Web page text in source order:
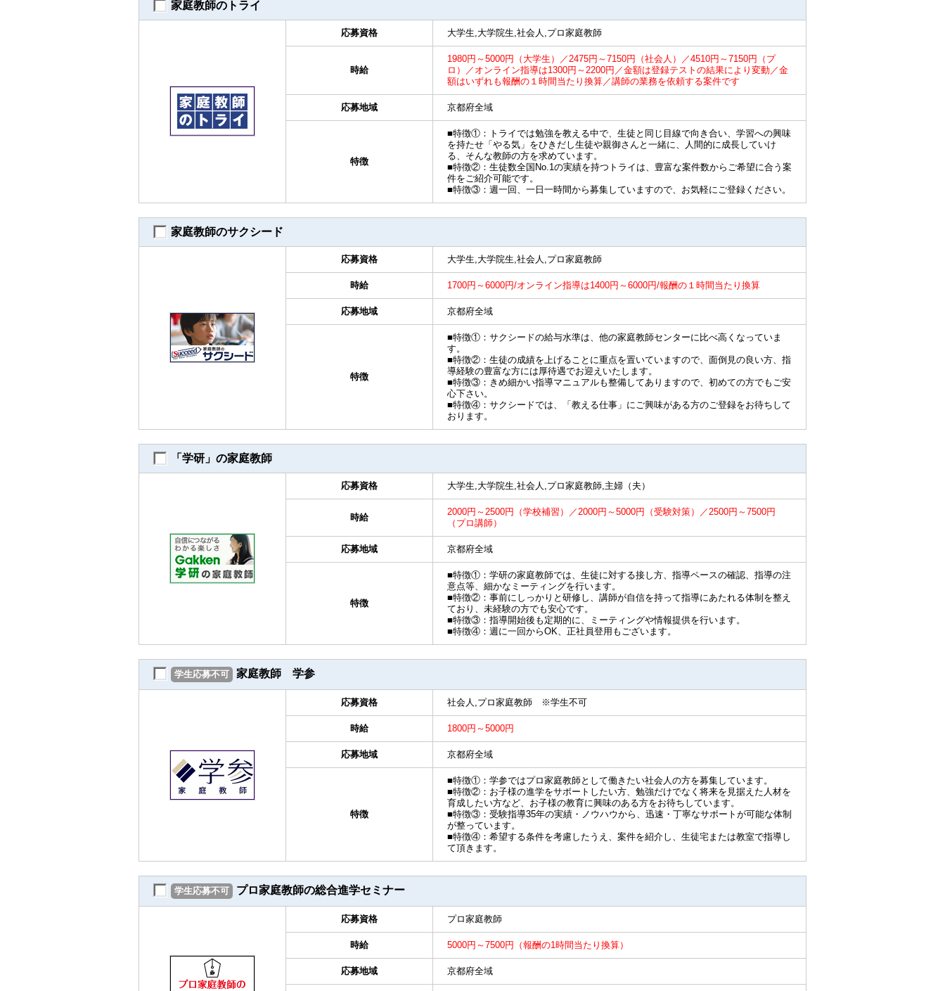
家庭教師のトライ
応募資格 大学生,大学院生,社会人,プロ家庭教師
時給
1980円～5000円（大学生）／2475円～7150円（社会人）／4510円～7150円（プ
ロ）／オンライン指導は1300円～2200円／金額は登録テストの結果により変動／金
額はいずれも報酬の１時間当たり換算／講師の業務を依頼する案件です
応募地域 京都府全域
特徴
■特徴①：トライでは勉強を教える中で、生徒と同じ目線で向き合い、学習への興味
を持たせ「やる気」をひきだし生徒や親御さんと一緒に、人間的に成長していけ
る、そんな教師の方を求めています。
■特徴②：生徒数全国No.1の実績を持つトライは、豊富な案件数からご希望に合う案
件をご紹介可能です。
■特徴③：週一回、一日一時間から募集していますので、お気軽にご登録ください。
家庭教師のサクシード
応募資格 大学生,大学院生,社会人,プロ家庭教師
時給 1700円～6000円/オンライン指導は1400円～6000円/報酬の１時間当たり換算
応募地域 京都府全域
特徴
■特徴①：サクシードの給与水準は、他の家庭教師センターに比べ高くなっていま
す。
■特徴②：生徒の成績を上げることに重点を置いていますので、面倒見の良い方、指
導経験の豊富な方には厚待遇でお迎えいたします。
■特徴③：きめ細かい指導マニュアルも整備してありますので、初めての方でもご安
心下さい。
■特徴④：サクシードでは、「教える仕事」にご興味がある方のご登録をお待ちして
おります。
「学研」の家庭教師
応募資格 大学生,大学院生,社会人,プロ家庭教師,主婦（夫）
時給
2000円～2500円（学校補習）／2000円～5000円（受験対策）／2500円～7500円
（プロ講師）
応募地域 京都府全域
特徴
■特徴①：学研の家庭教師では、生徒に対する接し方、指導ペースの確認、指導の注
意点等、細かなミーティングを行います。
■特徴②：事前にしっかりと研修し、講師が自信を持って指導にあたれる体制を整え
ており、未経験の方でも安心です。
■特徴③：指導開始後も定期的に、ミーティングや情報提供を行います。
■特徴④：週に一回からOK、正社員登用もございます。
学生応募不可 家庭教師 学参
応募資格 社会人,プロ家庭教師 ※学生不可
時給 1800円～5000円
応募地域 京都府全域
特徴
■特徴①：学参ではプロ家庭教師として働きたい社会人の方を募集しています。
■特徴②：お子様の進学をサポートしたい方、勉強だけでなく将来を見据えた人材を
育成したい方など、お子様の教育に興味のある方をお待ちしています。
■特徴③：受験指導35年の実績・ノウハウから、迅速・丁寧なサポートが可能な体制
が整っています。
■特徴④：希望する条件を考慮したうえ、案件を紹介し、生徒宅または教室で指導し
て頂きます。
学生応募不可 プロ家庭教師の総合進学セミナー
応募資格 プロ家庭教師
時給 5000円～7500円（報酬の1時間当たり換算）
応募地域 京都府全域